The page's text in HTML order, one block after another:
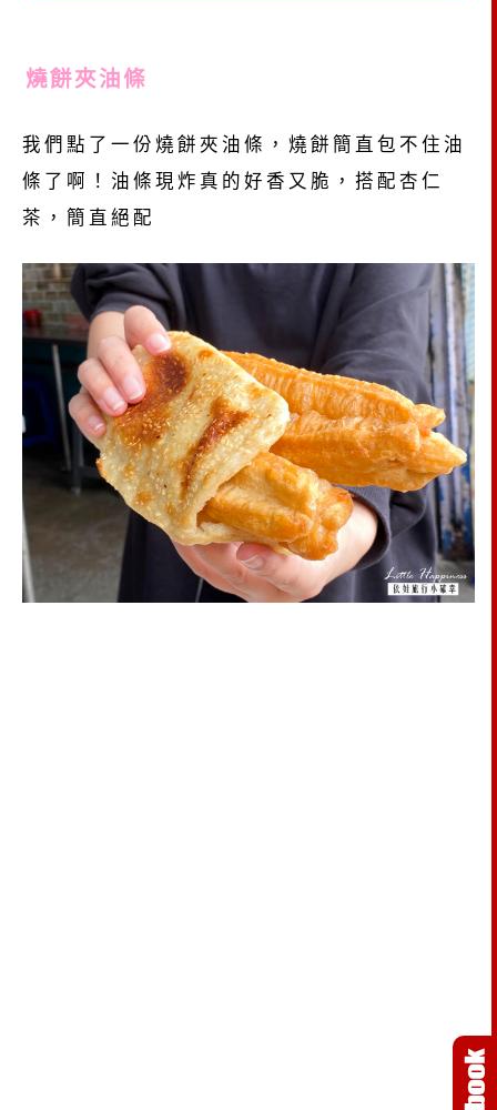
燒餅夾油條
我們點了一份燒餅夾油條，燒餅簡直包不住油
條了啊！油條現炸真的好香又脆，搭配杏仁
茶，簡直絕配